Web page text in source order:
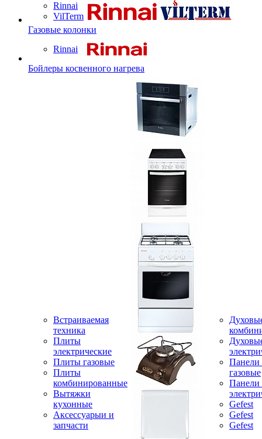
Rinnai
VilTerm
Газовые колонки
Rinnai
Бойлеры косвенного нагрева
Встраиваемая
техника
Плиты
электрические
Плиты газовые
Плиты
комбинированные
Вытяжки
кухонные
Аксессуарыи и
запчасти
Панели
газовые
Панели
Gefest
Gefest
Gefest